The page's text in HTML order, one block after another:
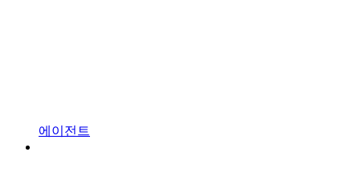
에이전트